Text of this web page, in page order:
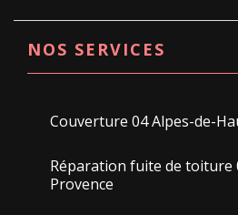
NOS SERVICES
Couverture 04 Alpes-de-
Réparation fuite de toiture
Provence